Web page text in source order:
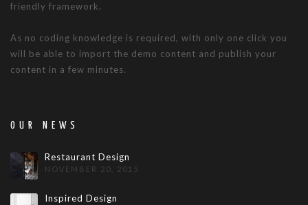
friendly framework.
As no coding knowledge is required, with only one click you
will be able to import the demo content and publish your
content in a few minutes.
OUR NEWS
Restaurant Design
NOVEMBER 20, 2015
Inspired Design